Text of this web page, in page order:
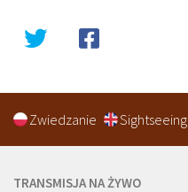
Zwiedzanie Sightseeing
TRANSMISJA NA ŻYWO